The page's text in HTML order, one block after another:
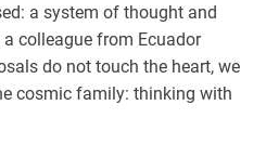
a system of thought and
colleague from Ecuador
do not touch the heart, we
cosmic family: thinking with